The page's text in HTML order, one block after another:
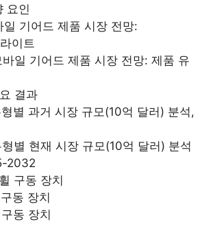
요인
일 기어드 제품 시장 전망:
이트
일 기어드 제품 시장 전망: 제품 유
결과
별 과거 시장 규모(10억 달러) 분석,
별 현재 시장 규모(10억 달러) 분석
2032
구동 장치
동 장치
동 장치